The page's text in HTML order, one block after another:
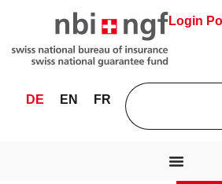
Login
DE EN FR